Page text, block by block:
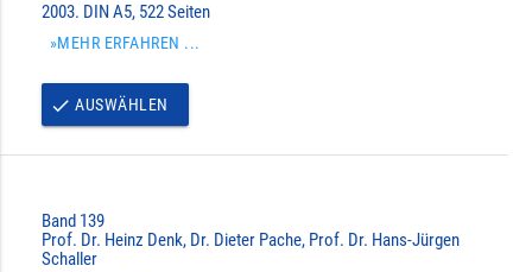
2003. DIN A5, 522 Seiten
»MEHR ERFAHREN ...
done AUSWÄHLEN
Band 139
Prof. Dr. Heinz Denk, Dr. Dieter Pache, Prof. Dr. Hans-Jürgen
Schaller